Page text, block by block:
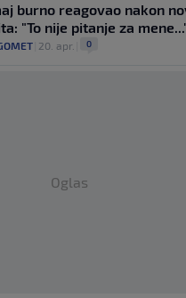
burno reagovao nakon
"To nije pitanje za
20. apr. 0
Oglas